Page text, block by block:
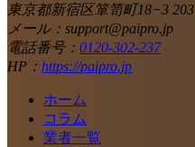
東京都新宿区箪笥町18−3 203
メール：support@paipro.jp
電話番号： 0120-302-237
HP： https://paipro.jp
ホーム
コラム
業者一覧